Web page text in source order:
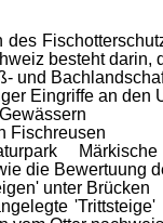
des
besteht darin,
und
Eingriffe an den
Fischreusen
die Bewertuung
unter Brücken